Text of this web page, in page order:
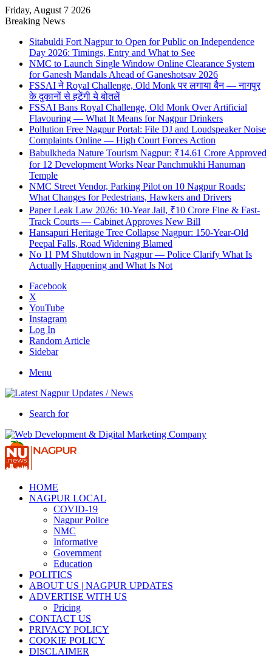
Friday, August 7 2026
Breaking News
Sitabuldi Fort Nagpur to Open for Public on Independence
Day 2026: Timings, Entry and What to See
NMC to Launch Single Window Online Clearance System
for Ganesh Mandals Ahead of Ganeshotsav 2026
FSSAI ने Royal Challenge, Old Monk पर लगाया बैन — नागपुर
के दुकानों से हटेंगी ये बोतलें
FSSAI Bans Royal Challenge, Old Monk Over Artificial
Flavouring — What It Means for Nagpur Drinkers
Pollution Free Nagpur Portal: File DJ and Loudspeaker Noise
Complaints Online — High Court Forces Action
Babulkheda Nature Tourism Nagpur: ₹14.61 Crore Approved
for 12 Development Works Near Panchmukhi Hanuman
Temple
NMC Street Vendor, Parking Pilot on 10 Nagpur Roads:
What Changes for Pedestrians, Hawkers and Drivers
Paper Leak Law 2026: 10-Year Jail, ₹10 Crore Fine & Fast-
Track Courts — Cabinet Approves New Bill
Hansapuri Heritage Tree Collapse Nagpur: 150-Year-Old
Peepal Falls, Road Widening Blamed
No 11 PM Shutdown in Nagpur — Police Clarify What Is
Actually Happening and What Is Not
Facebook
X
YouTube
Instagram
Log In
Random Article
Sidebar
Menu
Search for
HOME
NAGPUR LOCAL
COVID-19
Nagpur Police
NMC
Informative
Government
Education
POLITICS
ABOUT US | NAGPUR UPDATES
ADVERTISE WITH US
Pricing
CONTACT US
PRIVACY POLICY
COOKIE POLICY
DISCLAIMER